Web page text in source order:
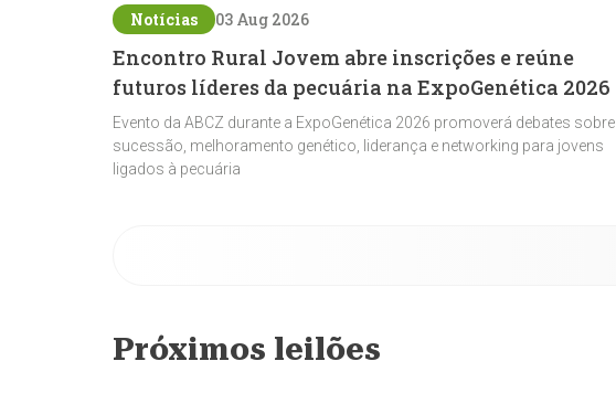
Notícias 03 Aug 2026
Encontro Rural Jovem abre inscrições e reúne
futuros líderes da pecuária na ExpoGenética 2026
Evento da ABCZ durante a ExpoGenética 2026 promoverá debates sobre
sucessão, melhoramento genético, liderança e networking para jovens
ligados à pecuária
Próximos leilões